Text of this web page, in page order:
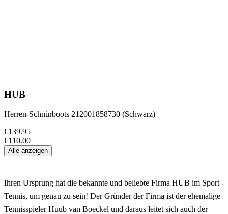
HUB
Herren-Schnürboots 212001858730 (Schwarz)
€139.95
€110.00
Alle anzeigen
Ihren Ursprung hat die bekannte und beliebte Firma HUB im Sport -
Tennis, um genau zu sein! Der Gründer der Firma ist der ehemalige
Tennisspieler Huub van Boeckel und daraus leitet sich auch der